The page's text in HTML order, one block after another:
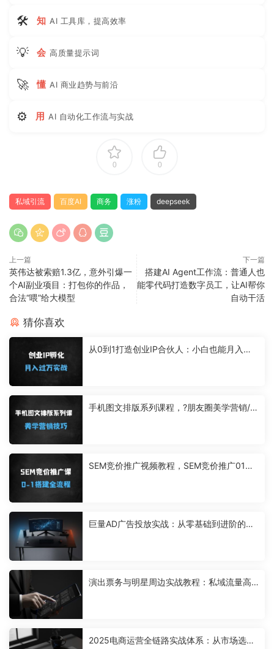
🛠 知 AI 工具库，提高效率
💡 会 高质量提示词
🚀 懂 AI 商业趋势与前沿
⚙ 用 AI 自动化工作流与实战
0 0
私域引流 百度AI 商务 涨粉 deepseek
上一篇
英伟达被索赔1.3亿，意外引爆一
个AI副业项目：打包你的作品，
合法“喂”给大模型
下一篇
搭建AI Agent工作流：普通人也
能零代码打造数字员工，让AI帮你
自动干活
猜你喜欢
从0到1打造创业IP合伙人：小白也能月入过
手机图文排版系列课程，?朋友圈美学营销/图
SEM竞价推广视频教程，SEM竞价推广01搭
巨量AD广告投放实战：从零基础到进阶的降
演出票务与明星周边实战教程：私域流量高
2025电商运营全链路实战体系：从市场选款